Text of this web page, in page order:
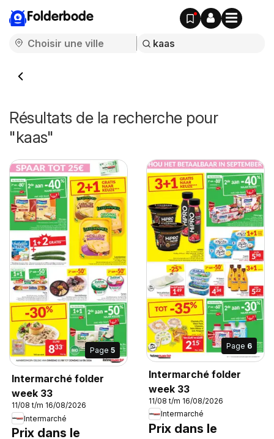
Folderbode
Résultats de la recherche pour
"kaas"
Page 5
Intermarché folder
week 33
11/08 t/m 16/08/2026
Intermarché
Prix dans le
Page 6
Intermarché folder
week 33
11/08 t/m 16/08/2026
Intermarché
Prix dans le